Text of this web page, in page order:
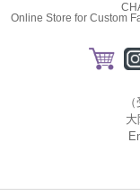
Online Store for Custom